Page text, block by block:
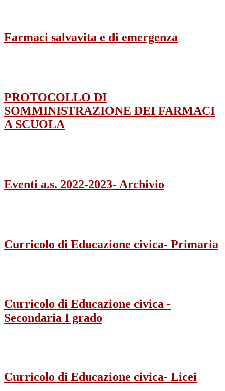
Farmaci salvavita e di emergenza
PROTOCOLLO DI
SOMMINISTRAZIONE DEI FARMACI
A SCUOLA
Eventi a.s. 2022-2023- Archivio
Curricolo di Educazione civica- Primaria
Curricolo di Educazione civica -
Secondaria I grado
Curricolo di Educazione civica- Licei